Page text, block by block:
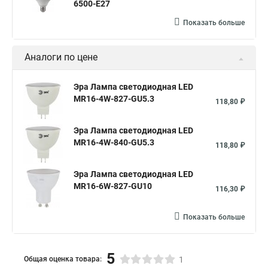
Точечные светильники для гипсокартонного потолка
Точечные светильники r50
На одном потолке люстра и точечные светильники фото
Натяжные потолки в ванной точечные светильники
Точечные светильники цен
Светильники точечные на потолке дизайн
Светильники точечные для натяжных фото
Точечные светильники на потолке без натяжного потолка
Купить на потолок светильники точечные светильники
Кабель для точечных светильников
6500-E27
Показать больше
Аналоги по цене
Эра Лампа светодиодная LED
MR16-4W-827-GU5.3
118,80 ₽
Эра Лампа светодиодная LED
MR16-4W-840-GU5.3
118,80 ₽
Эра Лампа светодиодная LED
MR16-6W-827-GU10
116,30 ₽
Показать больше
Общая оценка товара: 5 1